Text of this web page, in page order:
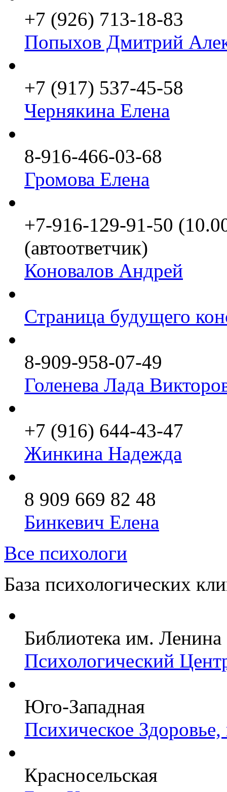
+7 (926) 713-18-83
Попыхов Дмитрий
+7 (917) 537-45-58
Чернякина Елена
8-916-466-03-68
Громова Елена
+7-916-129-91-50
(автоответчик)
Коновалов Андрей
Страница будущего
8-909-958-07-49
Голенева Лада
+7 (916) 644-43-47
Жинкина Надежда
8 909 669 82 48
Бинкевич Елена
Все психологи
База психологических
Библиотека им. Ленина
Психологический
Юго-Западная
Психическое Здоровье,
Красносельская